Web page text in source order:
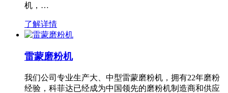
机，…
了解详情
雷蒙磨粉机
我们公司专业生产大、中型雷蒙磨粉机，拥有22年磨粉
经验，科菲达已经成为中国领先的磨粉机制造商和供应